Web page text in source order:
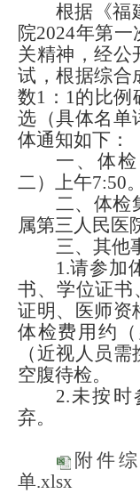
根据《福
院2024年第
关精神，经公
试，根据综合
数1 ： 1的比例
选 （具体名单
体通知如下：
一、体检
二）上午7:50。
二、体检
属第三人民医
三、 其他
1.请参加
书、学位证书
证明、医师资
体检费用约（
（近视人员
空腹待检。
2.未按时
弃。
附件
单.xlsx